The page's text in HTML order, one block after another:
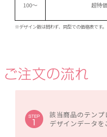
100～ 超特
※デザイン数は問わず、同型での価格表です。
該当商品のテンプ
デザインデータを